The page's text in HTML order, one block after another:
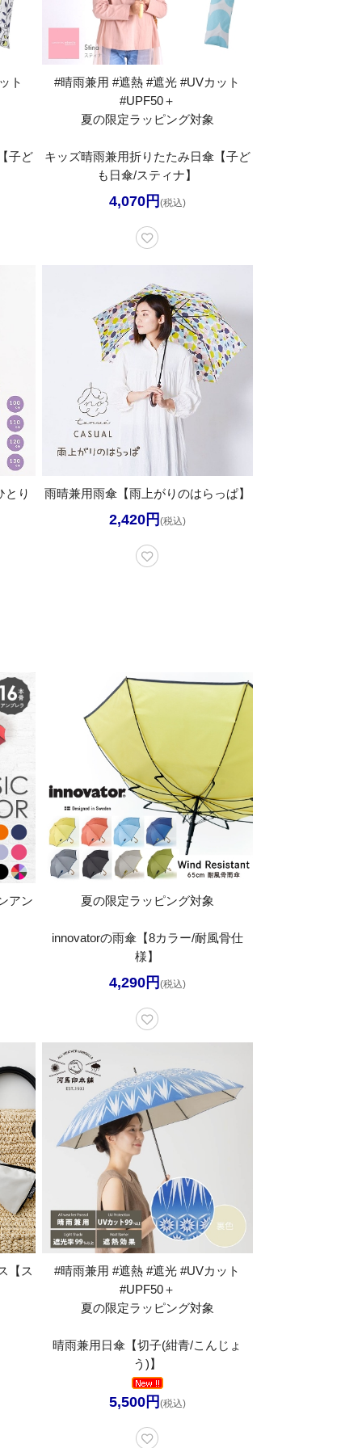
ト
子ど
#晴雨兼用 #遮熱 #遮光 #UVカット
#UPF50＋
夏の限定ラッピング対象
キッズ晴雨兼用折りたたみ日傘【子ど
も日傘/スティナ】
4,070円 (税込)
とり 雨晴兼用雨傘【雨上がりのはらっぱ】
2,420円 (税込)
アン
夏の限定ラッピング対象
innovatorの雨傘【8カラー/耐風骨仕
様】
4,290円 (税込)
【ス
#晴雨兼用 #遮熱 #遮光 #UVカット
#UPF50＋
夏の限定ラッピング対象
晴雨兼用日傘【切子(紺青/こんじょ
う)】
5,500円 (税込)